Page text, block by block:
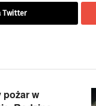
Twitter
pożar w